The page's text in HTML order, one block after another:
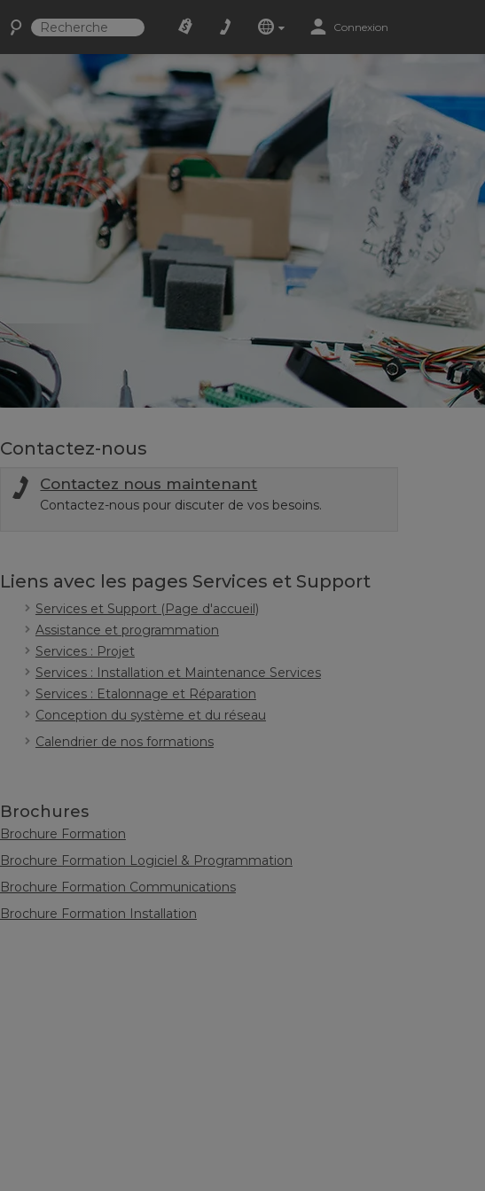
Connexion
Contactez-nous
Contactez nous maintenant
Contactez-nous pour discuter de vos besoins.
Liens avec les pages Services et Support
Services et Support (Page d'accueil)
Assistance et programmation
Services : Projet
Services : Installation et Maintenance Services
Services : Etalonnage et Réparation
Conception du système et du réseau
Calendrier de nos formations
Brochures
Brochure Formation
Brochure Formation Logiciel & Programmation
Brochure Formation Communications
Brochure Formation Installation